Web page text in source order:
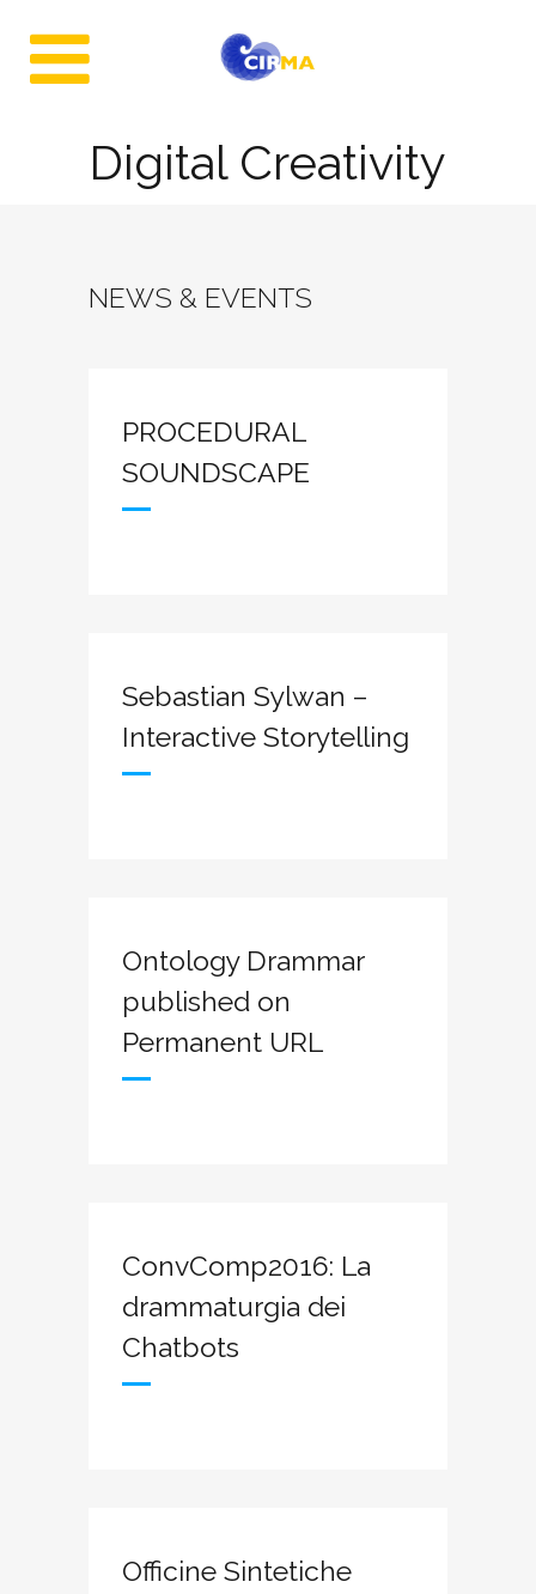
Digital Creativity
NEWS & EVENTS
PROCEDURAL
SOUNDSCAPE
Sebastian Sylwan –
Interactive Storytelling
Ontology Drammar
published on
Permanent URL
ConvComp2016: La
drammaturgia dei
Chatbots
Officine Sintetiche